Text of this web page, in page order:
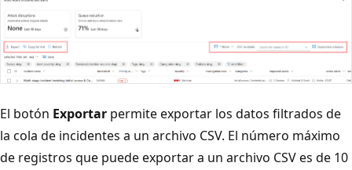
El botón Exportar permite exportar los datos filtrados de
la cola de incidentes a un archivo CSV. El número máximo
de registros que puede exportar a un archivo CSV es de 10